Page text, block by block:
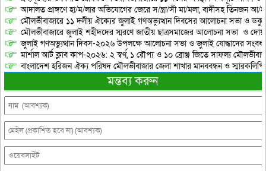
আদালত প্রাঙ্গণে হা/ম/লার অভিযোগের জেরে স/ন্ত্রা/সী মা/মলা, বাদীসহ তিনজন আ/
মৌলভীবাজারে ১১ দলীয় ঐক্যের জুলাই গণঅভ্যুত্থান দিবসের আলোচনা সভা ও
মৌলভীবাজারে জুলাই শহীদদের স্মরণে জাতীয় ছাত্রসমাজের আলোচনা সভা ও
জুলাই গণঅভ্যুত্থান দিবস-২০২৬ উপলক্ষে আলোচনা সভা ও জুলাই যোদ্ধাদের
মার্শাল আর্ট ক্লাব কাপ-২০২৬: ২ স্বর্ণ, ১ রৌপ্য ও ১০ ব্রোঞ্জ জিতে সাফল্য
বাংলাদেশ হরিজন ঐক্য পরিষদ মৌলভীবাজার জেলা শাখার মানববন্ধন ও স্মারকলিপি
মন্তব্য করুন